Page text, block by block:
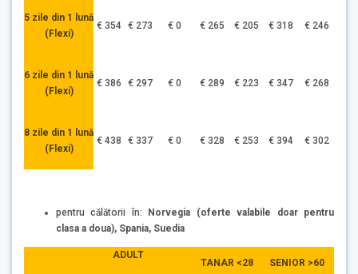
5 zile din 1 lună
(Flexi)
€ 354 € 273 € 0 € 265 € 205 € 318 € 246
6 zile din 1 lună
(Flexi)
€ 386 € 297 € 0 € 289 € 223 € 347 € 268
8 zile din 1 lună
(Flexi)
€ 438 € 337 € 0 € 328 € 253 € 394 € 302
pentru călătorii în: Norvegia (oferte valabile doar pentru
clasa a doua), Spania, Suedia
ADULT
TANAR <28 SENIOR >60